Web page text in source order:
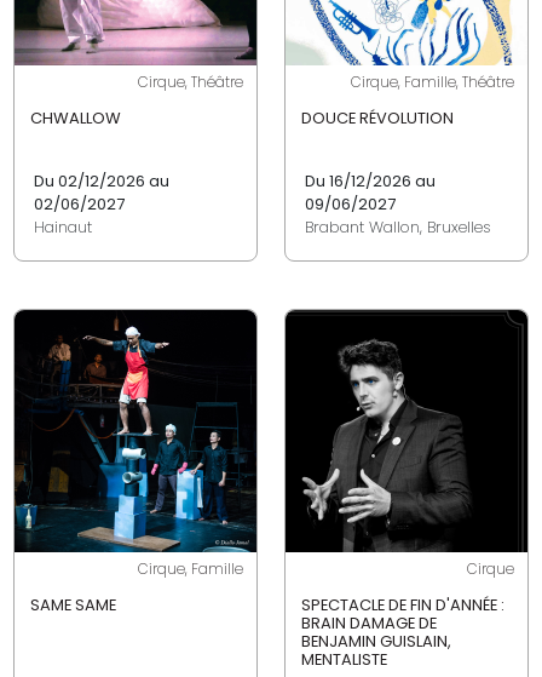
Cirque, Théâtre
CHWALLOW
Du 02/12/2026 au
02/06/2027
Hainaut
Cirque, Famille, Théâtre
DOUCE RÉVOLUTION
Du 16/12/2026 au
09/06/2027
Brabant Wallon, Bruxelles
Cirque, Famille
SAME SAME
Cirque
SPECTACLE DE FIN D'ANNÉE :
BRAIN DAMAGE DE
BENJAMIN GUISLAIN,
MENTALISTE